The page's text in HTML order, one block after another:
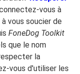
vous à
vous soucier de
FoneDog Toolkit
que le nom
la
vous d'utiliser les